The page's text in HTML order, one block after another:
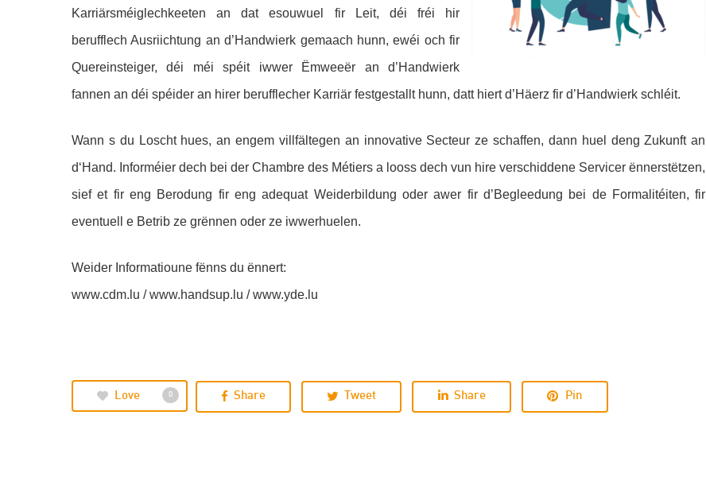
Karriärsméiglechkeeten an dat esouwuel fir Leit, déi fréi hir
berufflech Ausriichtung an d’Handwierk gemaach hunn, ewéi och fir
Quereinsteiger, déi méi spéit iwwer Ëmweeër an d’Handwierk
fannen an déi spéider an hirer berufflecher Karriär festgestallt hunn, datt hiert d’Häerz fir d’Handwierk schléit.
Wann s du Loscht hues, an engem villfältegen an innovative Secteur ze schaffen, dann huel deng Zukunft an
d‘Hand. Informéier dech bei der Chambre des Métiers a looss dech vun hire verschiddene Servicer ënnerstëtzen,
sief et fir eng Berodung fir eng adequat Weiderbildung oder awer fir d’Begleedung bei de Formalitéiten, fir
eventuell e Betrib ze grënnen oder ze iwwerhuelen.
Weider Informatioune fënns du ënnert:
www.cdm.lu / www.handsup.lu / www.yde.lu
Love 0 Share Tweet Share Pin